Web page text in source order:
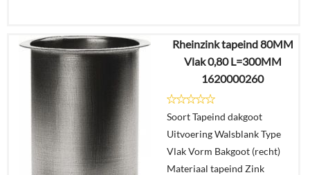
€11,50
€7,16
In
winkelmand
Rheinzink tapeind 80MM
Vlak 0,80 L=300MM
1620000260
Soort Tapeind dakgoot
Uitvoering Walsblank Type
Vlak Vorm Bakgoot (recht)
Materiaal tapeind Zink